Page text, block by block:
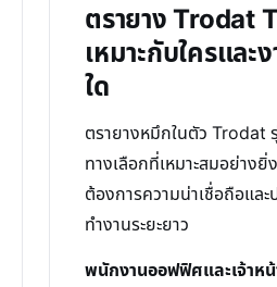
ตรายาง Trodat
เหมาะกับใครและ
ใด
ตรายางหมึกในตัว Trodat
ทางเลือกที่เหมาะสมอย่าง
ต้องการความน่าเชื่อถือแล
ทำงานระยะยาว
พนักงานออฟฟิศและเจ้าห